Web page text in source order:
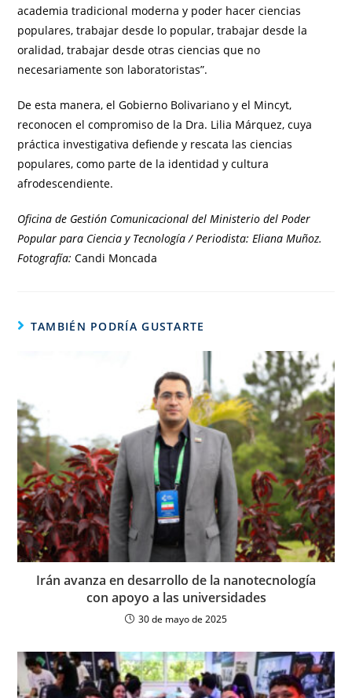
academia tradicional moderna y poder hacer ciencias
populares, trabajar desde lo popular, trabajar desde la
oralidad, trabajar desde otras ciencias que no
necesariamente son laboratoristas”.
De esta manera, el Gobierno Bolivariano y el Mincyt,
reconocen el compromiso de la Dra. Lilia Márquez, cuya
práctica investigativa defiende y rescata las ciencias
populares, como parte de la identidad y cultura
afrodescendiente.
Oficina de Gestión Comunicacional del Ministerio del Poder
Popular para Ciencia y Tecnología / Periodista: Eliana Muñoz.
Fotografía:Candi Moncada
TAMBIÉN PODRÍA GUSTARTE
Irán avanza en desarrollo de la nanotecnología
con apoyo a las universidades
30 de mayo de 2025